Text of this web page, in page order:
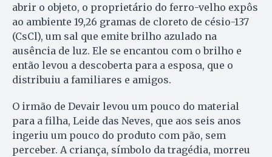
abrir o objeto, o proprietário do ferro-velho expôs
ao ambiente 19,26 gramas de cloreto de césio-137
(CsCl), um sal que emite brilho azulado na
ausência de luz. Ele se encantou com o brilho e
então levou a descoberta para a esposa, que o
distribuiu a familiares e amigos.
O irmão de Devair levou um pouco do material
para a filha, Leide das Neves, que aos seis anos
ingeriu um pouco do produto com pão, sem
perceber. A criança, símbolo da tragédia, morreu